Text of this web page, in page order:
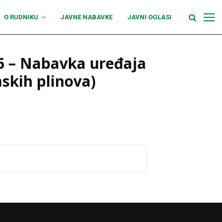
O RUDNIKU JAVNE NABAVKE JAVNI OGLASI
– Nabavka uređaja
plinova)